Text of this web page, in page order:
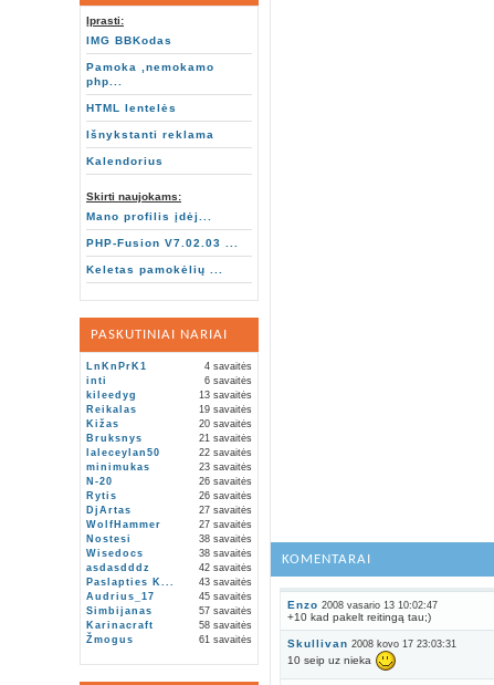
Įprasti:
IMG BBKodas
Pamoka ,nemokamo
php...
HTML lentelės
Išnykstanti reklama
Kalendorius
Skirti naujokams:
Mano profilis įdėj...
PHP-Fusion V7.02.03 ...
Keletas pamokėlių ...
PASKUTINIAI NARIAI
LnKnPrK1
4 savaitės
inti
6 savaitės
kileedyg
13 savaitės
Reikalas
19 savaitės
Kižas
20 savaitės
Bruksnys
21 savaitės
laleceylan50
22 savaitės
minimukas
23 savaitės
N-20
26 savaitės
Rytis
26 savaitės
DjArtas
27 savaitės
WolfHammer
27 savaitės
Nostesi
38 savaitės
Wisedocs
38 savaitės
asdasdddz
42 savaitės
Paslapties K...
43 savaitės
Audrius_17
45 savaitės
Simbijanas
57 savaitės
Karinacraft
58 savaitės
Žmogus
61 savaitės
KOMENTARAI
Enzo 2008 vasario 13 10:02:47
+10 kad pakelt reitingą tau;)
Skullivan 2008 kovo 17 23:03:31
10 seip uz nieka